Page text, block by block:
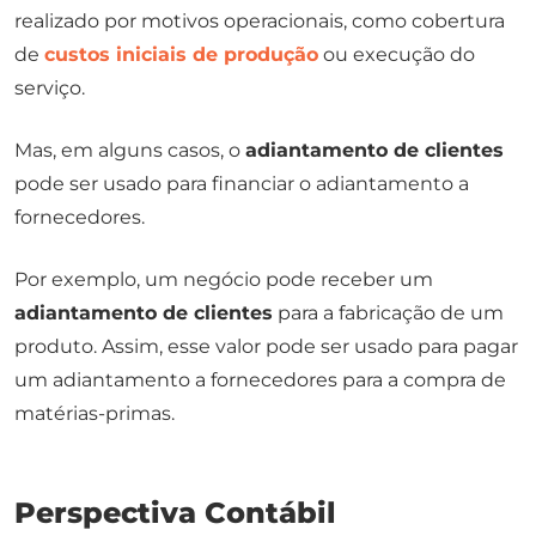
realizado por motivos operacionais, como cobertura
de custos iniciais de produção ou execução do
serviço.
Mas, em alguns casos, o adiantamento de clientes
pode ser usado para financiar o adiantamento a
fornecedores.
Por exemplo, um negócio pode receber um
adiantamento de clientes para a fabricação de um
produto. Assim, esse valor pode ser usado para pagar
um adiantamento a fornecedores para a compra de
matérias-primas.
Perspectiva Contábil